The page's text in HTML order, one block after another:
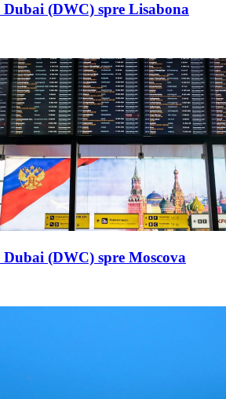
(DWC) spre Lisabona
(DWC) spre Moscova